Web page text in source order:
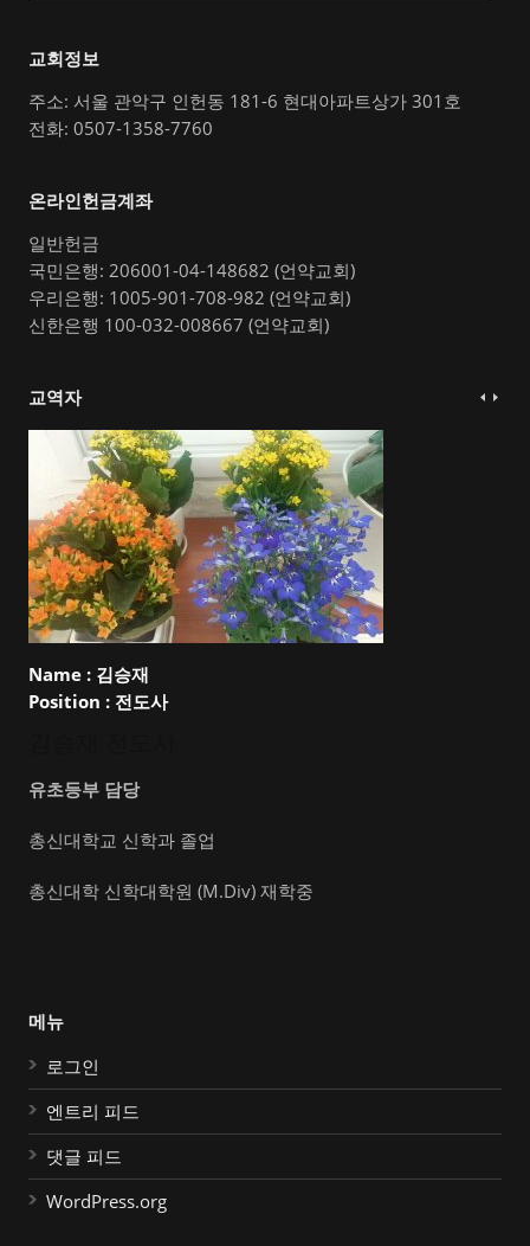
교회정보
주소: 서울 관악구 인헌동 181-6 현대아파트상가 301호
전화: 0507-1358-7760
온라인헌금계좌
일반헌금
국민은행: 206001-04-148682 (언약교회)
우리은행: 1005-901-708-982 (언약교회)
신한은행 100-032-008667 (언약교회)
교역자
Name : 김승재
Position : 전도사
유초등부 담당
총신대학교 신학과 졸업
총신대학 신학대학원 (M.Div) 재학중
메뉴
로그인
엔트리 피드
댓글 피드
WordPress.org